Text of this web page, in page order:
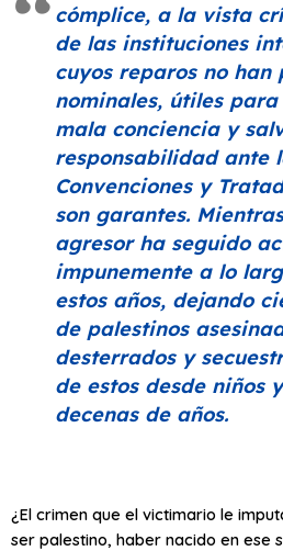
cómplice, a la vista
de las instituciones
cuyos reparos no han
nominales, útiles
mala conciencia y
responsabilidad ante
Convenciones y
son garantes.
agresor ha seguido
impunemente a lo
estos años, dejando
de palestinos
desterrados y
de estos desde niños
decenas de años.
¿El crimen que el victimario le
ser palestino, haber nacido en ese